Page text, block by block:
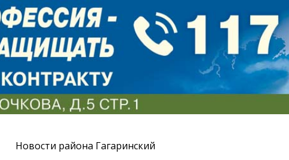
Новости района Гагаринский